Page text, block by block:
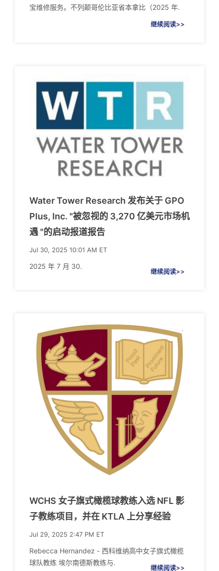
宝维修服务。不列颠哥伦比亚省本拿比（2025 年.
继续阅读>>
Water Tower Research 发布关于 GPO
Plus, Inc. "被忽视的 3,270 亿美元市场机
遇 "的启动报道报告
Jul 30, 2025 10:01 AM ET
2025 年 7 月 30.
继续阅读>>
WCHS 女子旗式橄榄球教练入选 NFL 影
子教练项目，并在 KTLA 上分享经验
Jul 29, 2025 2:47 PM ET
Rebecca Hernandez - 西科维纳高中女子旗式橄榄
球队教练 埃尔南德斯教练与.
继续阅读>>